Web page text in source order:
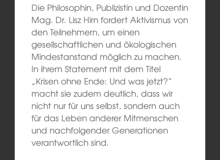
Die Philosophin, Publizistin und Dozentin
Mag. Dr. Lisz Hirn fordert Aktivismus von
den Teilnehmern, um einen
gesellschaftlichen und ökologischen
Mindestanstand möglich zu machen.
In ihrem Statement mit dem Titel
„Krisen ohne Ende: Und was jetzt?“
macht sie zudem deutlich, dass wir
nicht nur für uns selbst, sondern auch
für das Leben anderer Mitmenschen
und nachfolgender Generationen
verantwortlich sind.